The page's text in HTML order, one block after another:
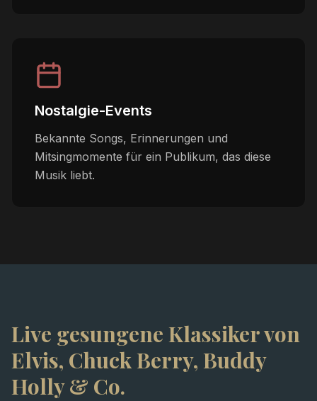
Nostalgie-Events
Bekannte Songs, Erinnerungen und
Mitsingmomente für ein Publikum, das diese
Musik liebt.
Live gesungene Klassiker von
Elvis, Chuck Berry, Buddy
Holly & Co.